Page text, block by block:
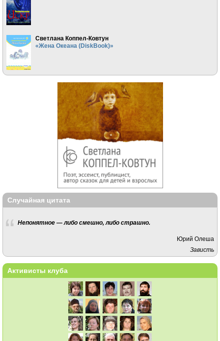
Светлана Коппел-Ковтун
«Жена Океана (DiskBook)»
Случайная цитата
Непонятное — либо смешно, либо страшно.
Юрий Олеша
Зависть
Активисты клуба